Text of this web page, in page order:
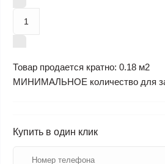
Товар продается кратно: 0.18 м2
МИНИМАЛЬНОЕ количество для
Купить в один клик